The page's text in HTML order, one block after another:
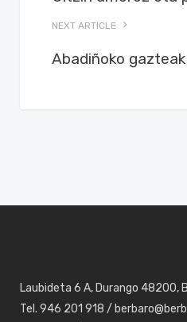
NEXT ARTICLE
Abadiñoko
Laubideta 6 A, Durango 48200,
Tel. 946 201 918 /